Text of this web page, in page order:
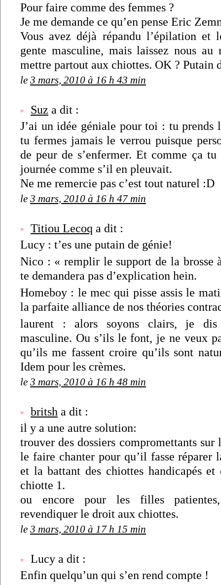
Pour faire comme des femmes ?
Je me demande ce qu’en pense Eric
Vous avez déjà répandu l’épilation et
gente masculine, mais laissez nous
mettre partout aux chiottes. OK ? Putain
le 3 mars, 2010 à 16 h 43 min
Suz a dit :
J’ai un idée géniale pour toi : tu prends
tu fermes jamais le verrou puisque
de peur de s’enfermer. Et comme ça
journée comme s’il en pleuvait.
Ne me remercie pas c’est tout naturel :D
le 3 mars, 2010 à 16 h 47 min
Titiou Lecoq a dit :
Lucy : t’es une putain de génie!
Nico : « remplir le support de la brosse
te demandera pas d’explication hein.
Homeboy : le mec qui pisse assis le
la parfaite alliance de nos théories
laurent : alors soyons clairs, je
masculine. Ou s’ils le font, je ne veux
qu’ils me fassent croire qu’ils sont
Idem pour les crèmes.
le 3 mars, 2010 à 16 h 48 min
britsh a dit :
il y a une autre solution:
trouver des dossiers compromettants sur
le faire chanter pour qu’il fasse réparer
et la battant des chiottes handicapés
chiotte 1.
ou encore pour les filles
revendiquer le droit aux chiottes.
le 3 mars, 2010 à 17 h 15 min
Lucy a dit :
Enfin quelqu’un qui s’en rend compte !